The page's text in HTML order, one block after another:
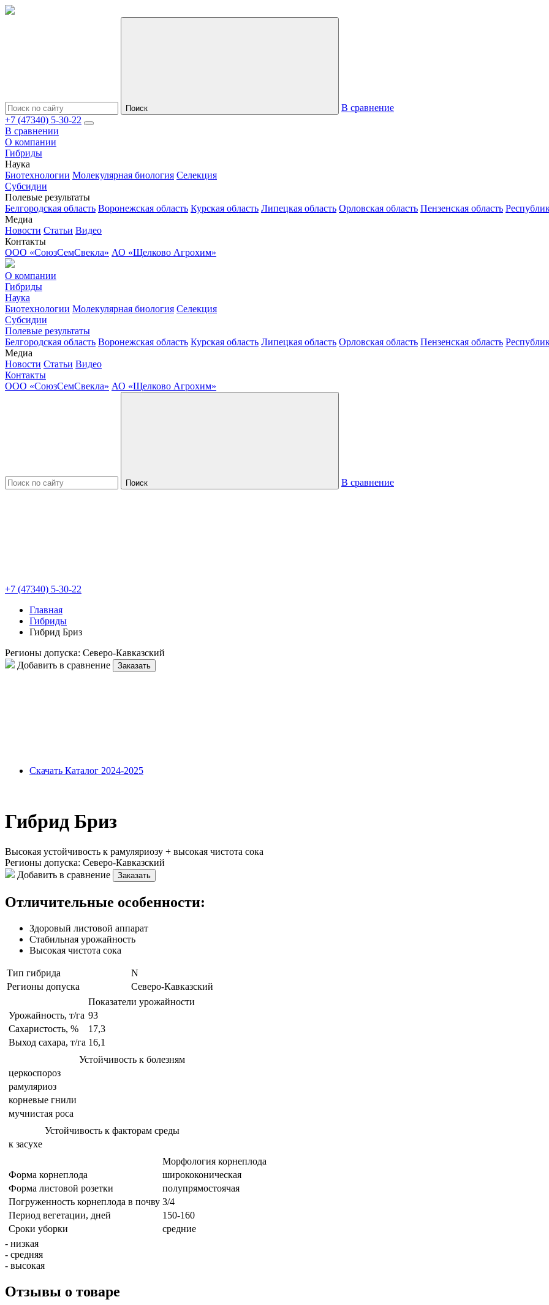
Поиск
В сравнение
+7 (47340) 5-30-22
В сравнении
О компании
Гибриды
Наука
Биотехнологии Молекулярная биология Селекция
Субсидии
Полевые результаты
Белгородская область Воронежская область Курская область Липецкая область Орловская область Пензенская область
Медиа
Новости Статьи Видео
Контакты
ООО «СоюзСемСвекла» АО «Щелково Агрохим»
О компании
Гибриды
Наука
Биотехнологии Молекулярная биология Селекция
Субсидии
Полевые результаты
Белгородская область Воронежская область Курская область Липецкая область Орловская область Пензенская область
Медиа
Новости Статьи Видео
Контакты
ООО «СоюзСемСвекла» АО «Щелково Агрохим»
Поиск В сравнение
+7 (47340) 5-30-22
Главная
Гибриды
Гибрид Бриз
Регионы допуска: Северо-Кавказский
Добавить в сравнение
Заказать
Скачать Каталог 2024-2025
Гибрид Бриз
Высокая устойчивость к рамуляриозу + высокая чистота сока
Регионы допуска: Северо-Кавказский
Добавить в сравнение
Заказать
Отличительные особенности:
Здоровый листовой аппарат
Стабильная урожайность
Высокая чистота сока
Тип гибрида
N
Регионы допуска
Северо-Кавказский
Показатели урожайности
Урожайность, т/га 93
Сахаристость, %
17,3
Выход сахара, т/га 16,1
Устойчивость к болезням
церкоспороз
рамуляриоз
корневые гнили
мучнистая роса
Устойчивость к факторам среды
к засухе
Морфология корнеплода
Форма корнеплода
ширококоническая
Форма листовой розетки
полупрямостоячая
Погруженность корнеплода в почву 3/4
Период вегетации, дней
150-160
Сроки уборки
средние
- низкая
- средняя
- высокая
Отзывы о товаре